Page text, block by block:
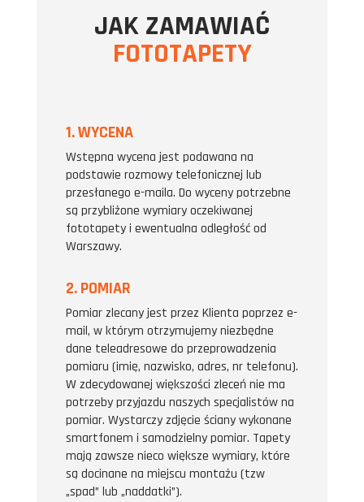
JAK ZAMAWIAĆ
FOTOTAPETY
1. WYCENA
Wstępna wycena jest podawana na
podstawie rozmowy telefonicznej lub
przesłanego e-maila. Do wyceny potrzebne
są przybliżone wymiary oczekiwanej
fototapety i ewentualna odległość od
Warszawy.
2. POMIAR
Pomiar zlecany jest przez Klienta poprzez e-
mail, w którym otrzymujemy niezbędne
dane teleadresowe do przeprowadzenia
pomiaru (imię, nazwisko, adres, nr telefonu).
W zdecydowanej większości zleceń nie ma
potrzeby przyjazdu naszych specjalistów na
pomiar. Wystarczy zdjęcie ściany wykonane
smartfonem i samodzielny pomiar. Tapety
mają zawsze nieco większe wymiary, które
są docinane na miejscu montażu (tzw
„spad” lub „naddatki”).